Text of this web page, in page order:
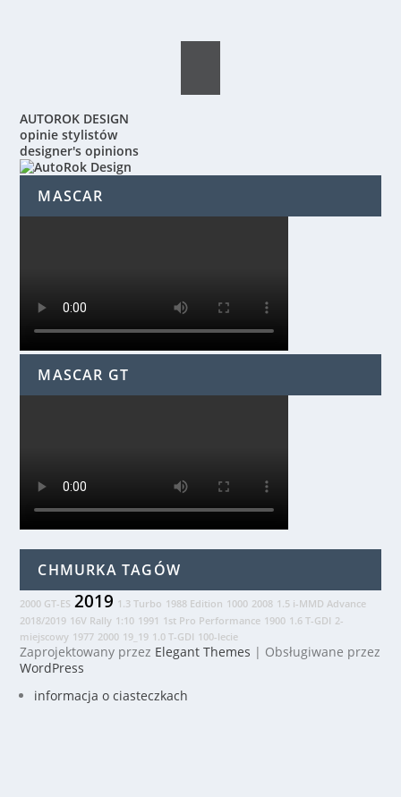
AUTOROK DESIGN
opinie stylistów
designer's opinions
MASCAR
MASCAR GT
CHMURKA TAGÓW
2000 GT-ES 2019 1.3 Turbo 1988 Edition 1000 2008 1.5 i-MMD Advance
2018/2019 16V Rally 1:10 1991 1st Pro Performance 1900 1.6 T-GDI 2-
miejscowy 1977 2000 19_19 1.0 T-GDI 100-lecie
Zaprojektowany przez Elegant Themes | Obsługiwane przez
WordPress
informacja o ciasteczkach